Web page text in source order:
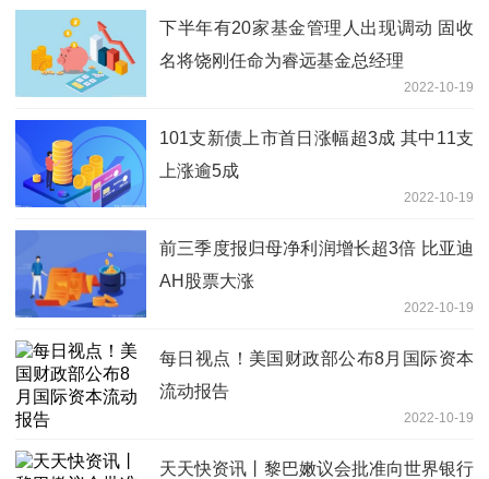
下半年有20家基金管理人出现调动 固收
名将饶刚任命为睿远基金总经理
2022-10-19
101支新债上市首日涨幅超3成 其中11支
上涨逾5成
2022-10-19
前三季度报归母净利润增长超3倍 比亚迪
AH股票大涨
2022-10-19
每日视点！美国财政部公布8月国际资本
流动报告
2022-10-19
天天快资讯丨黎巴嫩议会批准向世界银行